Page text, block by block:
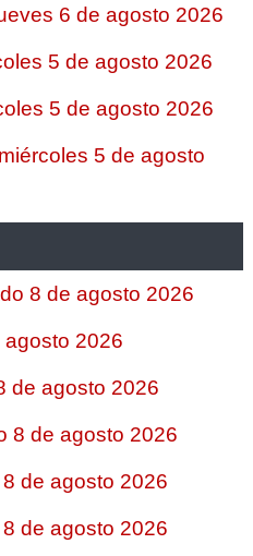
6 de agosto 2026
5 de agosto 2026
5 de agosto 2026
5 de agosto
8 de agosto 2026
2026
de agosto 2026
8 de agosto 2026
de agosto 2026
de agosto 2026